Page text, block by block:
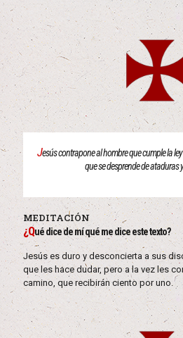
Jesús contrapone al hombre que cumple la
que se desprende de ataduras
MEDITACIÓN
¿Qué dice de mí qué me dice este texto?
Jesús es duro y desconcierta a sus
que les hace dudar, pero a la vez les
camino, que recibirán ciento por uno.